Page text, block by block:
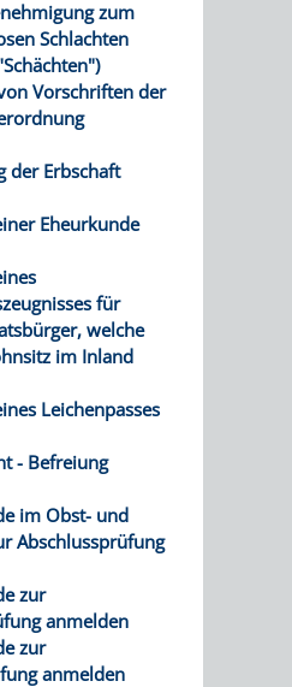
zum
Schlachten
Vorschriften der
der Erbschaft
Eheurkunde
für
welche
im Inland
Leichenpasses
- Befreiung
im Obst- und
Abschlussprüfung
zur
anmelden
zur
anmelden